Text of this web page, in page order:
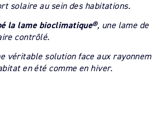
solaire au sein des habitations.
la lame bioclimatique®, une lame
contrôlé.
véritable solution face aux
en été comme en hiver.